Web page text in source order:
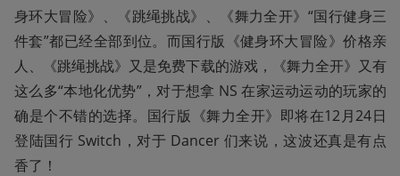
身环大冒险》、《跳绳挑战》、《舞力全开》“国行健身三
件套”都已经全部到位。而国行版《健身环大冒险》价格亲
人、《跳绳挑战》又是免费下载的游戏，《舞力全开》又有
这么多“本地化优势”，对于想拿 NS 在家运动运动的玩家的
确是个不错的选择。国行版《舞力全开》即将在12月24日
登陆国行 Switch，对于 Dancer 们来说，这波还真是有点
香了！